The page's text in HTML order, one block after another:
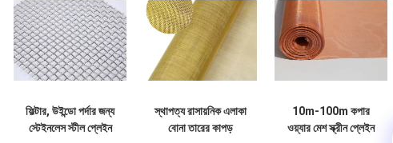
ফিল্টার, উইন্ডো পর্দার জন্য
স্টেইনলেস স্টীল প্লেইন
স্থাপত্য রাসায়নিক এলাকা
বোনা তারের কাপড়
10m-100m কপার
ওয়্যার মেশ স্ক্রীন প্লেইন